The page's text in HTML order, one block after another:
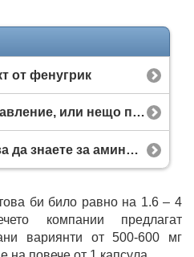
от фенугрик
Сексът - просто забавление, или нещо повече?
Всичко, което трябва да знаете за аминокиселините
би било равно на 1.6 – 4
компании предлагат
вариянти от 500-600 мг